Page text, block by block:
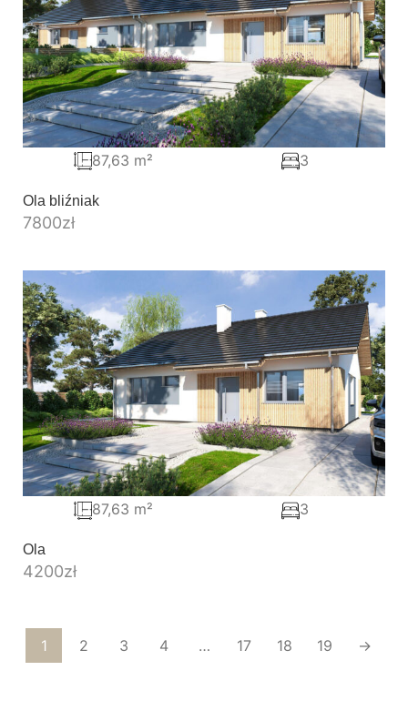
Ola bliźniak
7800zł
87,63 m² 3
Ola
4200zł
87,63 m² 3
1 2 3 4 … 17 18 19 →